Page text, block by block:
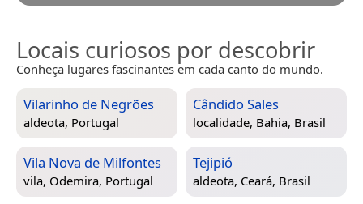
Locais curiosos por descobrir
Conheça lugares fascinantes em cada canto do mundo.
Vilarinho de Negrões
aldeota, Portugal
Cândido Sales
localidade, Bahia, Brasil
Vila Nova de Milfontes
vila, Odemira, Portugal
Tejipió
aldeota, Ceará, Brasil